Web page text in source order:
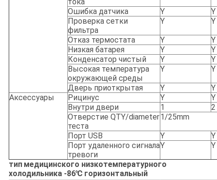
тока
Ошибка датчика
Y
Y
Проверка сетки
фильтра
Y Y
Отказ термостата Y
Y
Низкая батарея
Y
Y
Конденсатор чистый
Y
Y
Высокая температура
окружающей среды
Y Y
Дверь приоткрытая Y
Y
Аксессуары
Рицинус Y
Y
Внутри двери
1
2
Отверстие QTY/diameter
теста
1/25mm
Порт USB Y
Y
Порт удаленного сигнала
тревоги
Y Y
тип медицинского низкотемпературного
холодильника-86℃ горизонтальный